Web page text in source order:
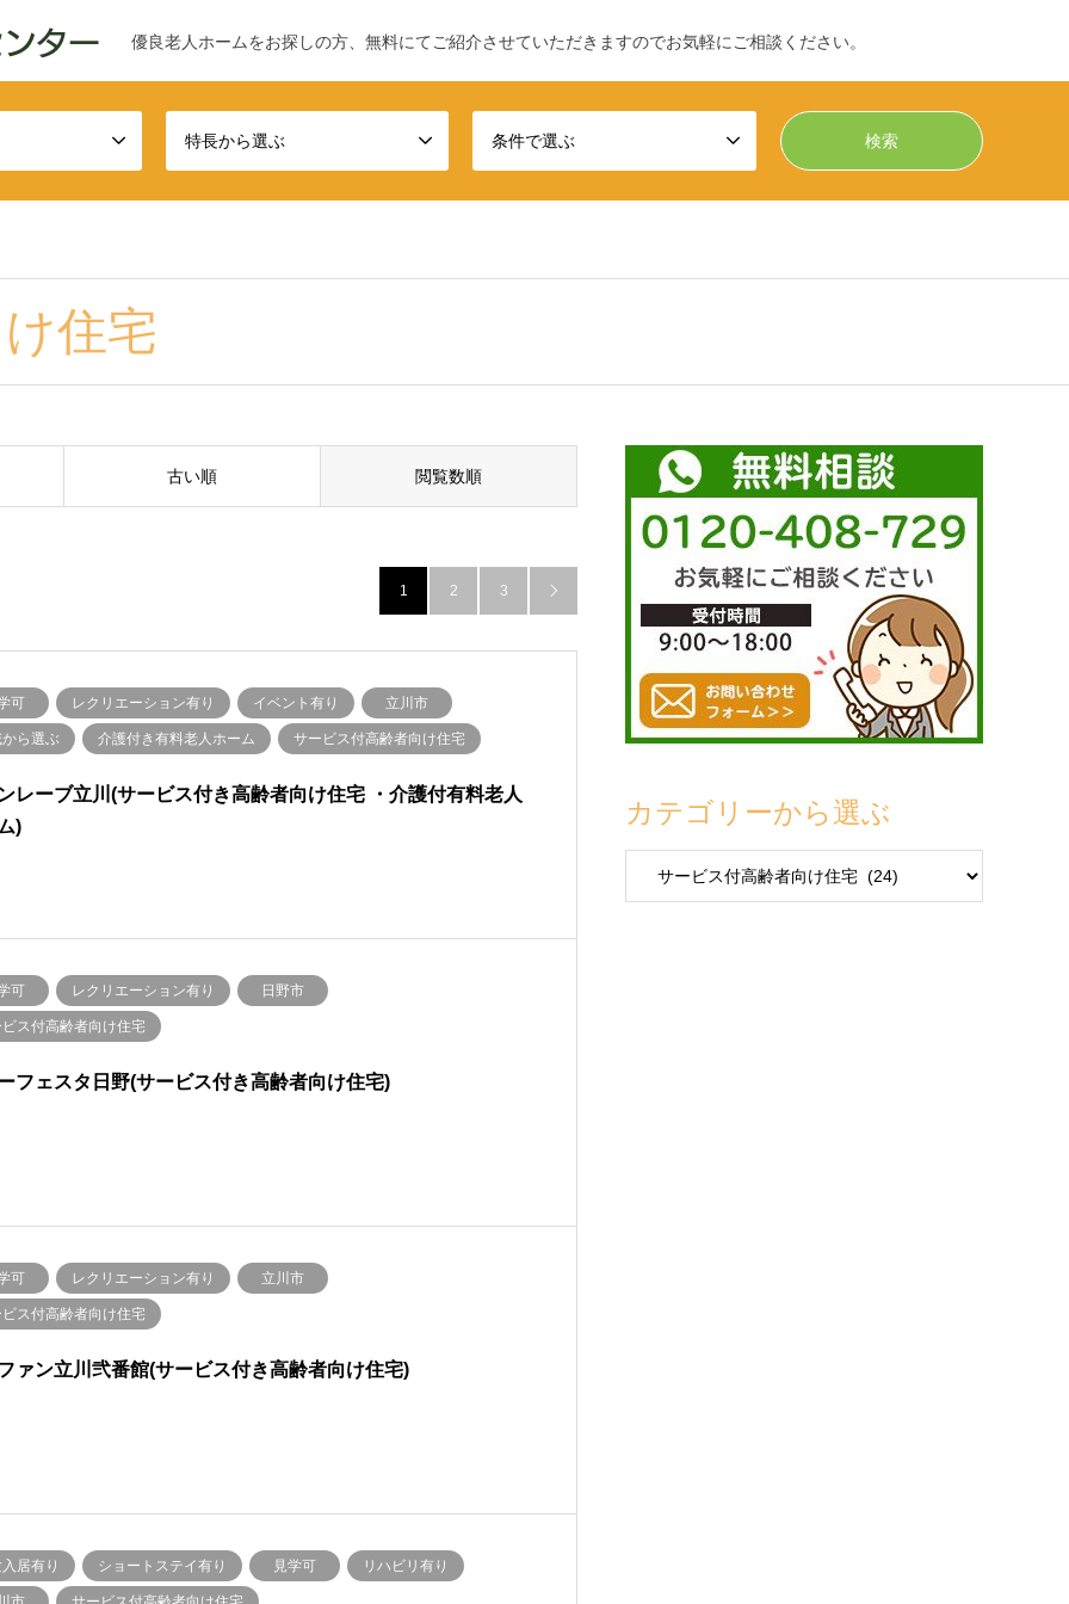
優良老人ホームをお探しの方、無料にてご紹介させていただきますのでお気軽にご相談ください。
特長から選ぶ 条件で選ぶ
住宅
古い順 閲覧数順
1 2 3 
可 レクリエーション有り イベント有り 立川市
ら選ぶ 介護付き有料老人ホーム サービス付高齢者向け住宅
レーブ立川(サービス付き高齢者向け住宅 ・介護付有料老人
)
可 レクリエーション有り 日野市
ス付高齢者向け住宅
フェスタ日野(サービス付き高齢者向け住宅)
可 レクリエーション有り 立川市
ス付高齢者向け住宅
ァン立川弐番館(サービス付き高齢者向け住宅)
居有り ショートステイ有り 見学可 リハビリ有り
カテゴリーから選ぶ